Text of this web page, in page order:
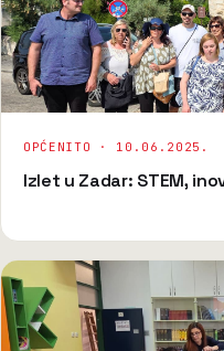
OPĆENITO · 10.06.2025.
Izlet u Zadar: STEM,